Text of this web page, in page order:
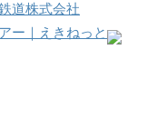
道株式会社
ー｜えきねっと